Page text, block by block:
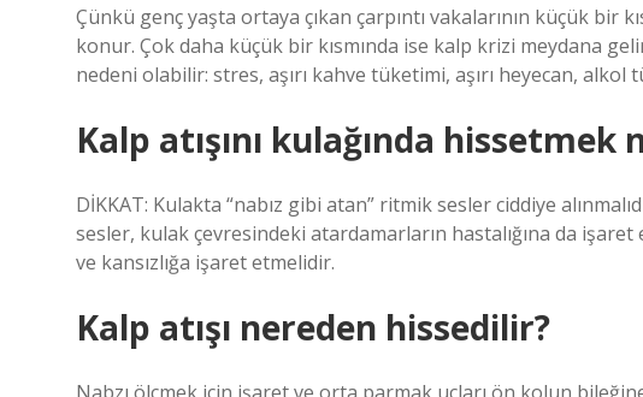
Çünkü genç yaşta ortaya çıkan çarpıntı vakalarının küçük bir
konur. Çok daha küçük bir kısmında ise kalp krizi meydana
nedeni olabilir: stres, aşırı kahve tüketimi, aşırı heyecan,
Kalp atışını kulağında hissetmek
DİKKAT: Kulakta “nabız gibi atan” ritmik sesler ciddiye
sesler, kulak çevresindeki atardamarların hastalığına da
ve kansızlığa işaret etmelidir.
Kalp atışı nereden hissedilir?